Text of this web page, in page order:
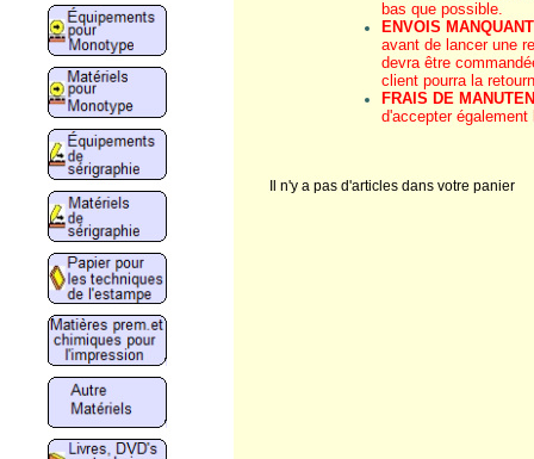
bas que possible.
ENVOIS
avant de lancer une
devra être
client pourra la
FRAIS DE
d'accepter
Il n'y a pas d'articles dans votre panier